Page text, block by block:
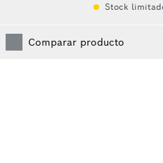
Stock
Comparar producto